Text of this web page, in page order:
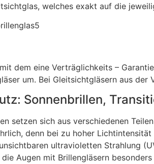
welches exakt auf die
dem eine Verträglichkeits –
um. Bei Gleitsichtgläsern aus
Sonnenbrillen,
setzen sich aus verschiedenen
denn bei zu hoher
ultravioletten Strahlung
Augen mit Brillengläsern